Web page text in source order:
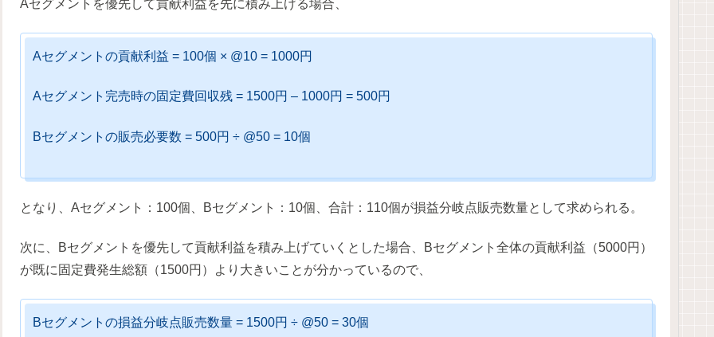
Aセグメントを優先して貢献利益を先に積み上げる場合、
Aセグメントの貢献利益 = 100個 × @10 = 1000円
Aセグメント完売時の固定費回収残 = 1500円 – 1000円 = 500円
Bセグメントの販売必要数 = 500円 ÷ @50 = 10個
となり、Aセグメント：100個、Bセグメント：10個、合計：110個が損益分岐点販売数量として求められる。
次に、Bセグメントを優先して貢献利益を積み上げていくとした場合、Bセグメント全体の貢献利益（5000円）
が既に固定費発生総額（1500円）より大きいことが分かっているので、
Bセグメントの損益分岐点販売数量 = 1500円 ÷ @50 = 30個